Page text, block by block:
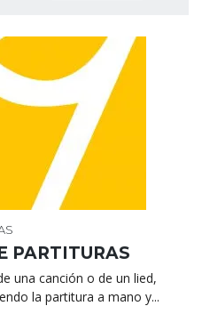
PARTITURAS
una canción o de un lied,
la partitura a mano y...